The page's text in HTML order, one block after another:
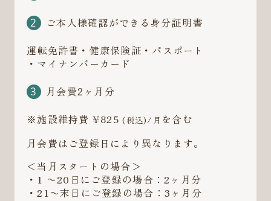
ご本人様確認ができる身分証明書
運転免許書・健康保険証・パスポート
・マイナンバーカード
月会費2ヶ月分
※施設維持費 ¥825 (税込)/月 を含む
月会費はご登録日により異なります。
＜当月スタートの場合＞
・1 〜20日にご登録の場合：2ヶ月分
・21〜末日にご登録の場合：3ヶ月分